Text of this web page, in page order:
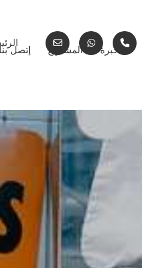
الخبرة المشاريع إتصل